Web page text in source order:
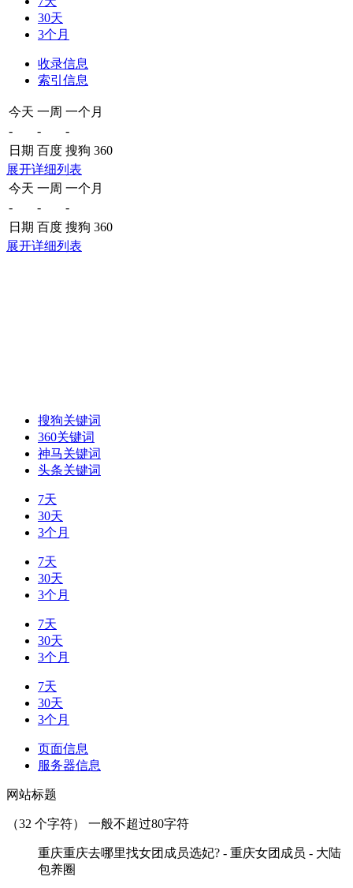
30天
3个月
收录信息
索引信息
今天 一周 一个月
-
-
-
日期 百度 搜狗 360
展开详细列表
今天 一周 一个月
-
-
-
日期 百度 搜狗 360
展开详细列表
搜狗关键词
360关键词
神马关键词
头条关键词
7天
30天
3个月
7天
30天
3个月
7天
30天
3个月
7天
30天
3个月
页面信息
服务器信息
网站标题
（32 个字符） 一般不超过80字符
重庆重庆去哪里找女团成员选妃? - 重庆女团成员 - 大陆
包养圈